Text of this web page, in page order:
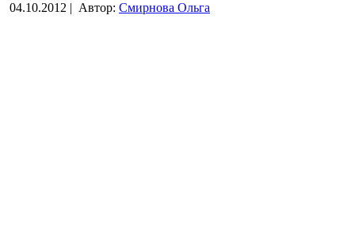
04.10.2012 | Автор: Смирнова Ольга